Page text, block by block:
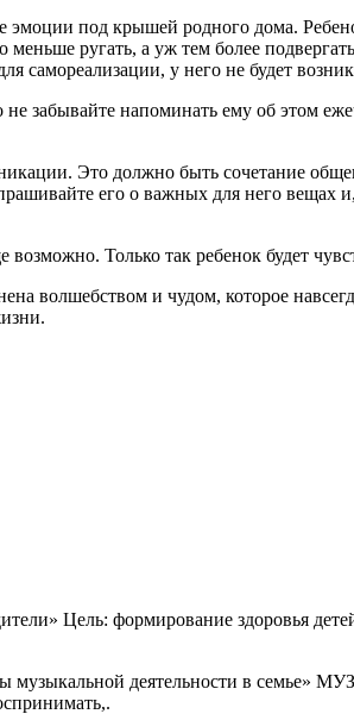
под крышей родного дома.
ругать, а уж тем более
самореализации, у него не будет
забывайте напоминать ему об этом
Это должно быть сочетание
его о важных для него вещах
Только так ребенок будет
волшебством и чудом, которое
Цель: формирование здоровья
музыкальной деятельности в